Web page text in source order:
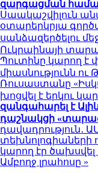
զարգացման
Սաակաշվիլուն
օտարերկրյա
սանձազերծելու
Ուկրաինայի
Պուտինը կարող է
միասնությունն
Ռուսաստանը
խոցվել է երկու
զանգահարել է
դաշնակցի
դավադրություն․
տեխնոլոգիաների
կարող էր ծախսվել
Ամբողջ լրահոսը »